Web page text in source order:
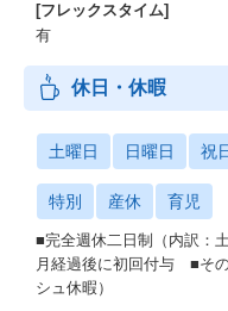
[フレックスタイム]
有
休日・休暇
土曜日 日曜日 祝
特別 産休 育児
■完全週休二日制（内訳：
月経過後に初回付与 ■そ
シュ休暇）